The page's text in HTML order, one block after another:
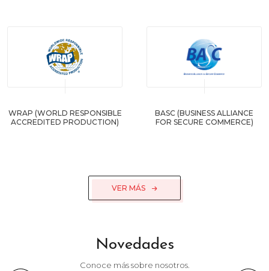
WRAP (WORLD RESPONSIBLE
ACCREDITED PRODUCTION)
BASC (BUSINESS ALLIANCE
FOR SECURE COMMERCE)
VER MÁS
Novedades
Conoce más sobre nosotros.